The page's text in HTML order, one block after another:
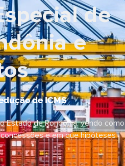
de
e
de ICMS
Estado de Rondônia, vendo como
e em que hipóteses